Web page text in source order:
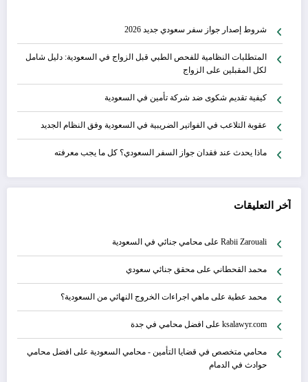
شروط إصدار جواز سفر سعودي جديد 2026
المتطلبات النظامية للفحص الطبي قبل الزواج في السعودية: دليل شامل
لكل المقبلين على الزواج
كيفية تقديم شكوى ضد شركة تأمين في السعودية
عقوبة التلاعب في الفواتير الضريبية في السعودية وفق النظام الجديد
ماذا يحدث عند فقدان جواز السفر السعودي؟ كل ما يجب معرفته
آخر التعليقات
Rabii Zarouali على محامي جنائي في السعودية
محمد القحطاني على محقق جنائي سعودي
محمد عطية على ماهي اجراءات الخروج النهائي من السعودية؟
ksalawyr.com على افضل محامي في جدة
محامي متخصص في قضايا التأمين - محامي السعودية على افضل محامي
حوادث في الدمام